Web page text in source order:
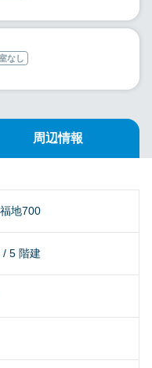
なし
周辺情報
地700
/ 5 階建